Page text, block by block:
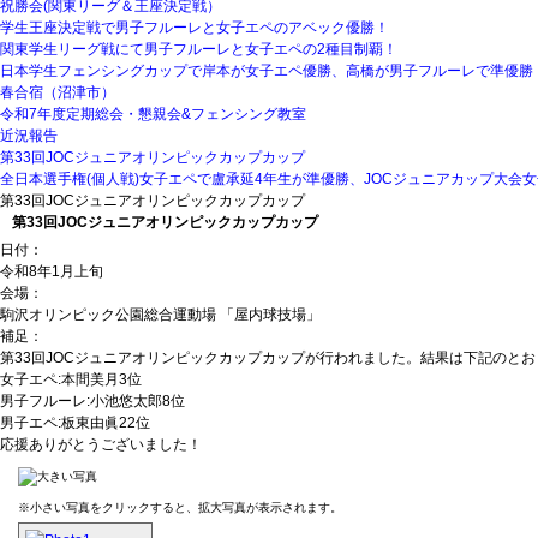
祝勝会(関東リーグ＆王座決定戦）
学生王座決定戦で男子フルーレと女子エペのアベック優勝！
関東学生リーグ戦にて男子フルーレと女子エペの2種目制覇！
日本学生フェンシングカップで岸本が女子エペ優勝、高橋が男子フルーレで準優勝
春合宿（沼津市）
令和7年度定期総会・懇親会&フェンシング教室
近況報告
第33回JOCジュニアオリンピックカップカップ
全日本選手権(個人戦)女子エペで盧承延4年生が準優勝、JOCジュニアカップ大会
第33回JOCジュニアオリンピックカップカップ
第33回JOCジュニアオリンピックカップカップ
日付：
令和8年1月上旬
会場：
駒沢オリンピック公園総合運動場 「屋内球技場」
補足：
第33回JOCジュニアオリンピックカップカップが行われました。結果は下記のとお
女子エペ:本間美月3位
男子フルーレ:小池悠太郎8位
男子エペ:板東由眞22位
応援ありがとうございました！
※小さい写真をクリックすると、拡大写真が表示されます。